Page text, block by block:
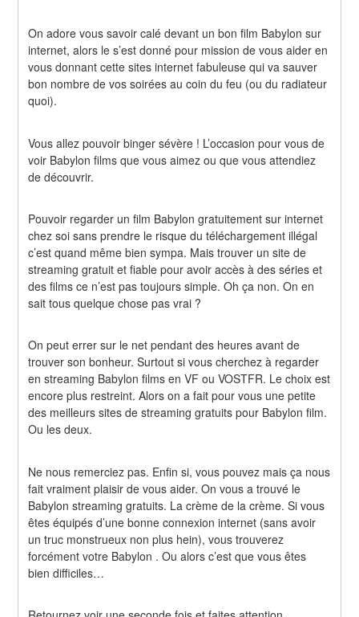
On adore vous savoir calé devant un bon film Babylon sur
internet, alors le s’est donné pour mission de vous aider en
vous donnant cette sites internet fabuleuse qui va sauver
bon nombre de vos soirées au coin du feu (ou du radiateur
quoi).
Vous allez pouvoir binger sévère ! L’occasion pour vous de
voir Babylon films que vous aimez ou que vous attendiez
de découvrir.
Pouvoir regarder un film Babylon gratuitement sur internet
chez soi sans prendre le risque du téléchargement illégal
c’est quand même bien sympa. Mais trouver un site de
streaming gratuit et fiable pour avoir accès à des séries et
des films ce n’est pas toujours simple. Oh ça non. On en
sait tous quelque chose pas vrai ?
On peut errer sur le net pendant des heures avant de
trouver son bonheur. Surtout si vous cherchez à regarder
en streaming Babylon films en VF ou VOSTFR. Le choix est
encore plus restreint. Alors on a fait pour vous une petite
des meilleurs sites de streaming gratuits pour Babylon film.
Ou les deux.
Ne nous remerciez pas. Enfin si, vous pouvez mais ça nous
fait vraiment plaisir de vous aider. On vous a trouvé le
Babylon streaming gratuits. La crème de la crème. Si vous
êtes équipés d’une bonne connexion internet (sans avoir
un truc monstrueux non plus hein), vous trouverez
forcément votre Babylon . Ou alors c’est que vous êtes
bien difficiles…